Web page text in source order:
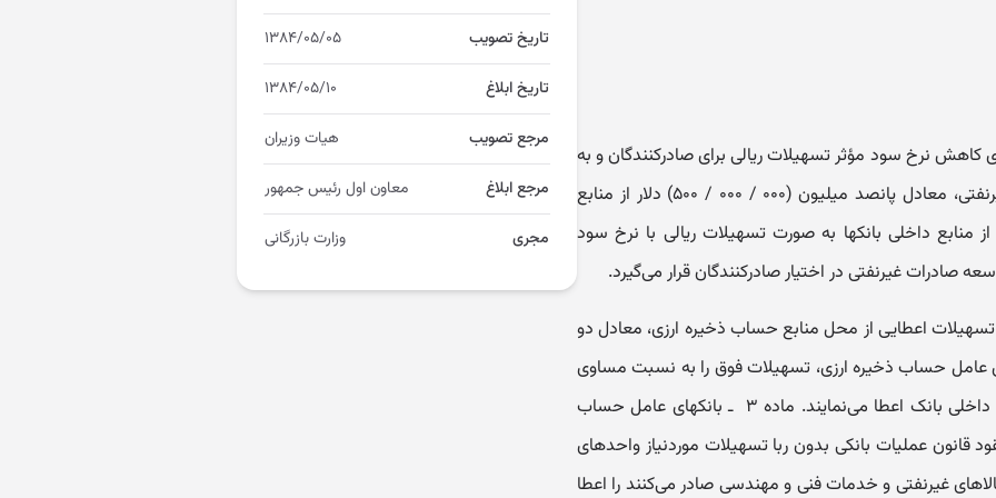
ـ‌ در راستای کاهش نرخ سود مؤثر تسهیلات ریالی برای صادرکنندگان و به
منظور تشویق و حمایت از صادرات غیرنفتی، معادل پانصد میلیون (۰۰۰ / ۰۰۰ / ۵۰۰) دلار از منابع
منابع داخلی بانکها به صورت تسهیلات ریالی با نرخ سود
- نرخ سود تسهیلات اعطایی از محل منابع حساب ذخیره ارزی، معادل دو
ماده ۲ ‌ ـ‌ بانکهای عامل حساب ذخیره ارزی، تسهیلات فوق را به نسبت مساو‌ی
از منابع حساب ذخیره ارزی و از منابع داخلی بانک اعطا می‌نمایند. ماده ۳ ‌ ـ‌ بانکهای عامل حساب
قانون عملیات بانکی بدو‌ن ربا تسهیلات موردنیاز و‌احدهای
غیرنفتی و خدمات فنی و مهندسی صادر می‌کنند را اعطا
تاریخ تصویب ۱۳۸۴/۰۵/۰۵
تاریخ ابلاغ ۱۳۸۴/۰۵/۱۰
مرجع تصویب هیات وزیران
مرجع ابلاغ معاون اول رئیس جمهور
مجری وزارت بازرگانی